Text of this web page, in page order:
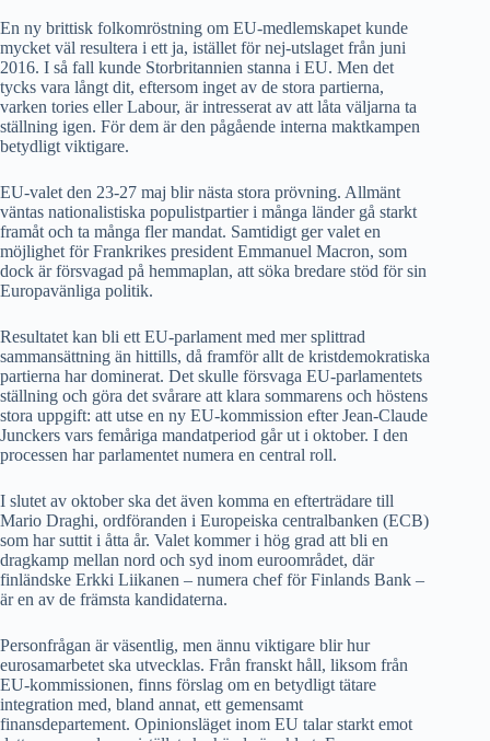
En ny brittisk folkomröstning om EU-medlemskapet kunde
mycket väl resultera i ett ja, istället för nej-utslaget från juni
2016. I så fall kunde Storbritannien stanna i EU. Men det
tycks vara långt dit, eftersom inget av de stora partierna,
varken tories eller Labour, är intresserat av att låta väljarna ta
ställning igen. För dem är den pågående interna maktkampen
betydligt viktigare.
EU-valet den 23-27 maj blir nästa stora prövning. Allmänt
väntas nationalistiska populistpartier i många länder gå starkt
framåt och ta många fler mandat. Samtidigt ger valet en
möjlighet för Frankrikes president Emmanuel Macron, som
dock är försvagad på hemmaplan, att söka bredare stöd för sin
Europavänliga politik.
Resultatet kan bli ett EU-parlament med mer splittrad
sammansättning än hittills, då framför allt de kristdemokratiska
partierna har dominerat. Det skulle försvaga EU-parlamentets
ställning och göra det svårare att klara sommarens och höstens
stora uppgift: att utse en ny EU-kommission efter Jean-Claude
Junckers vars femåriga mandatperiod går ut i oktober. I den
processen har parlamentet numera en central roll.
I slutet av oktober ska det även komma en efterträdare till
Mario Draghi, ordföranden i Europeiska centralbanken (ECB)
som har suttit i åtta år. Valet kommer i hög grad att bli en
dragkamp mellan nord och syd inom euroområdet, där
finländske Erkki Liikanen – numera chef för Finlands Bank –
är en av de främsta kandidaterna.
Personfrågan är väsentlig, men ännu viktigare blir hur
eurosamarbetet ska utvecklas. Från franskt håll, liksom från
EU-kommissionen, finns förslag om en betydligt tätare
integration med, bland annat, ett gemensamt
finansdepartement. Opinionsläget inom EU talar starkt emot